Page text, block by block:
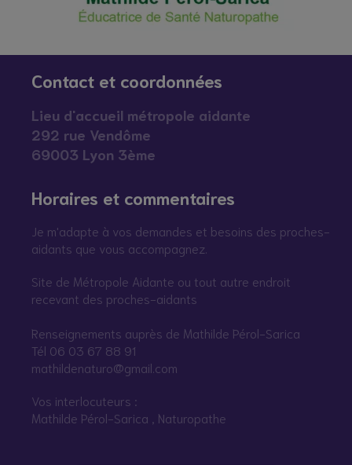
Vivre Chaque Saison
Santé et prévention
Contact et coordonnées
Lieu d'accueil métropole aidante
292 rue Vendôme
69003 Lyon 3ème
Horaires et commentaires
Je m'adapte à vos demandes et besoins des proches-
aidants que vous accompagnez.
Site de Métropole Aidante ou tout autre endroit
recevant des proches-aidants
Renseignements auprès de Mathilde Pérol-Sarica
Tél 06 03 67 88 91
mathildenaturo@gmail.com
Vos interlocuteurs :
Mathilde Pérol-Sarica , Naturopathe